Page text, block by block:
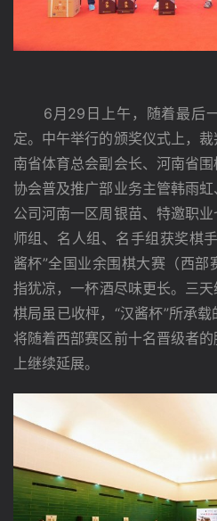
6月29日上午，随着最后一
定。中午举行的颁奖仪式上，
南省体育总会副会长、河南省
协会普及推广部业务主管韩雨
公司河南一区周银苗、特邀职
师组、名人组、名手组获奖棋
酱杯”全国业余围棋大赛（西
指犹凉，一杯酒尽味更长。三
棋局虽已收枰，“汉酱杯”所承
将随着西部赛区前十名晋级者
上继续延展。